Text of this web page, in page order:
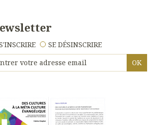
SE DÉSINSCRIRE